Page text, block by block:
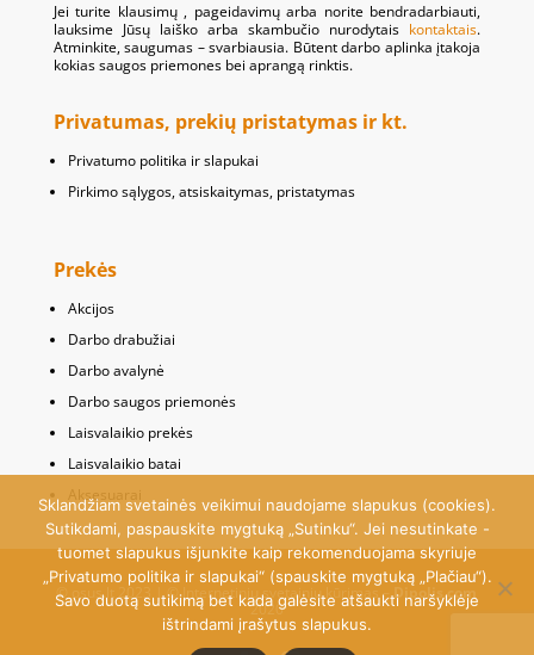
Jei turite klausimų , pageidavimų arba norite bendradarbiauti,
lauksime Jūsų laiško arba skambučio nurodytais kontaktais.
Atminkite, saugumas – svarbiausia. Būtent darbo aplinka įtakoja
kokias saugos priemones bei aprangą rinktis.
Privatumas, prekių pristatymas ir kt.
Privatumo politika ir slapukai
Pirkimo sąlygos, atsiskaitymas, pristatymas
Prekės
Akcijos
Darbo drabužiai
Darbo avalynė
Darbo saugos priemonės
Laisvalaikio prekės
Laisvalaikio batai
Aksesuarai
© osus.lt 2023 | © Internetinių svetainių kūrimas –Dipolis.com
2020
Sklandžiam svetainės veikimui naudojame slapukus (cookies).
Sutikdami, paspauskite mygtuką „Sutinku“. Jei nesutinkate -
tuomet slapukus išjunkite kaip rekomenduojama skyriuje
„Privatumo politika ir slapukai“ (spauskite mygtuką „Plačiau“).
Savo duotą sutikimą bet kada galėsite atšaukti naršyklėje
ištrindami įrašytus slapukus.